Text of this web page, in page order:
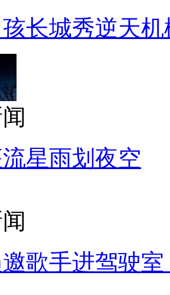
长城秀逆天机
星雨划夜空
歌手进驾驶